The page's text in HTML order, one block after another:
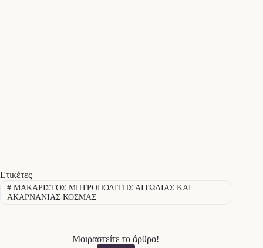
Ετικέτες
#ΜΑΚΑΡΙΣΤΟΣ ΜΗΤΡΟΠΟΛΙΤΗΣ ΑΙΤΩΛΙΑΣ ΚΑΙ
ΑΚΑΡΝΑΝΙΑΣ ΚΟΣΜΑΣ
Μοιραστείτε το άρθρο!